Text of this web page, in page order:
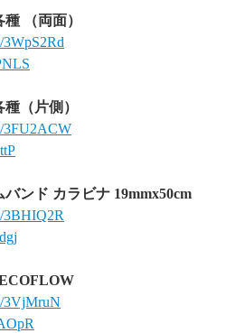
（両面）
3WpS2Rd
（片側）
3FU2ACW
ンド カラビナ 19mmx50cm
3BHIQ2R
3VjMruN